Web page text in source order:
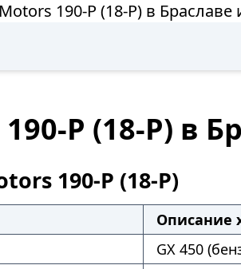
190-P (18-P) в Браславе
P (18-P) в
190-P (18-P)
Описание
GX 450